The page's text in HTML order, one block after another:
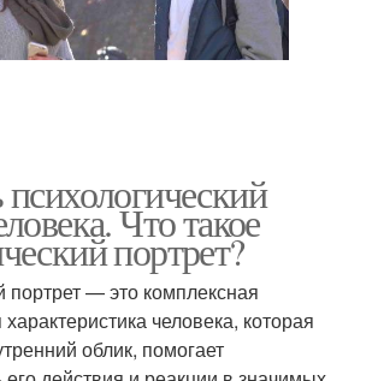
Что такое
портрет?
портрет — это комплексная
человека, которая
облик, помогает